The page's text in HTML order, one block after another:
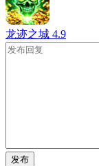
龙迹之城 4.9
发布